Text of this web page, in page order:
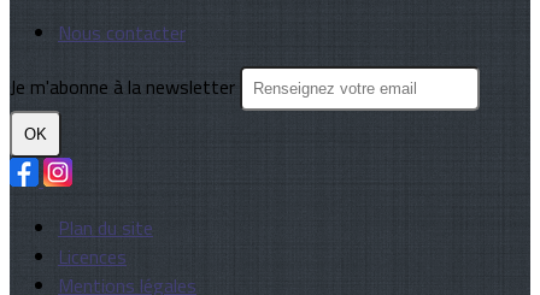
Nous contacter
Je m'abonne à la newsletter
OK
Plan du site
Licences
Mentions légales